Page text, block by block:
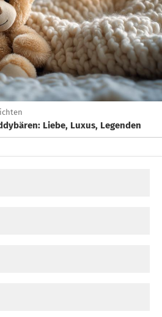
Liebe, Luxus, Legenden